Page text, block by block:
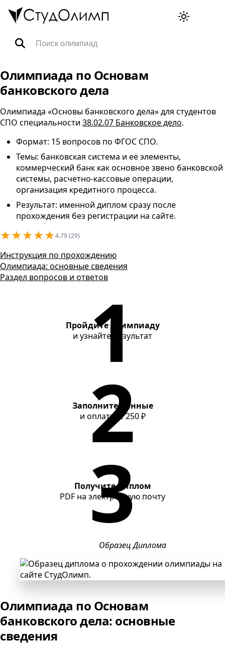
Олимпиада по Основам
банковского дела
Олимпиада «Основы банковского дела» для студентов
СПО специальности 38.02.07 Банковское дело.
Формат: 15 вопросов по ФГОС СПО.
Темы: банковская система и её элементы,
коммерческий банк как основное звено банковской
системы, расчетно-кассовые операции,
организация кредитного процесса.
Результат: именной диплом сразу после
прохождения без регистрации на сайте.
★★★★★4.79 (29)
Инструкция по прохождению
Олимпиада: основные сведения
Раздел вопросов и ответов
Пройдите олимпиаду
и узнайте результат
Заполните данные
и оплатите250 ₽
Получите диплом
PDF на электронную почту
Образец Диплома
Олимпиада по Основам
банковского дела: основные
сведения
FAQ
Корзина